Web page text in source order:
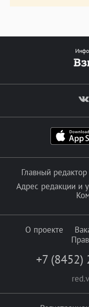
Главный
Адрес редакции и
О проекте
+7 (8452)